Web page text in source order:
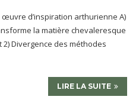
d’inspiration arthurienne A)
la matière chevaleresque
2) Divergence des méthodes
LIRE LA SUITE